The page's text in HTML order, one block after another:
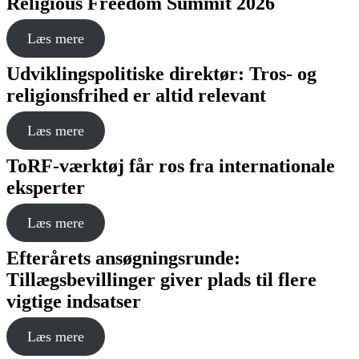
Læs mere
Udviklingspolitiske direktør: Tros- og
religionsfrihed er altid relevant
Læs mere
ToRF‑værktøj får ros fra internationale
eksperter
Læs mere
Efterårets ansøgningsrunde:
Tillægsbevillinger giver plads til flere
vigtige indsatser
Læs mere